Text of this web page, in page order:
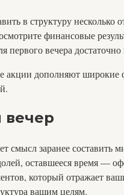
в структуру
финансовые
вечера
акции дополняют широкие
вечер
смысл заранее
оставшееся время —
который отражает
вашим целям.